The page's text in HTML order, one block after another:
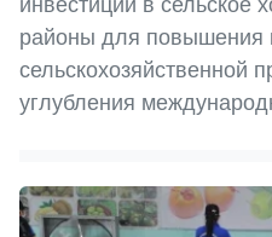
районы для повышения
сельскохозяйственной
углубления